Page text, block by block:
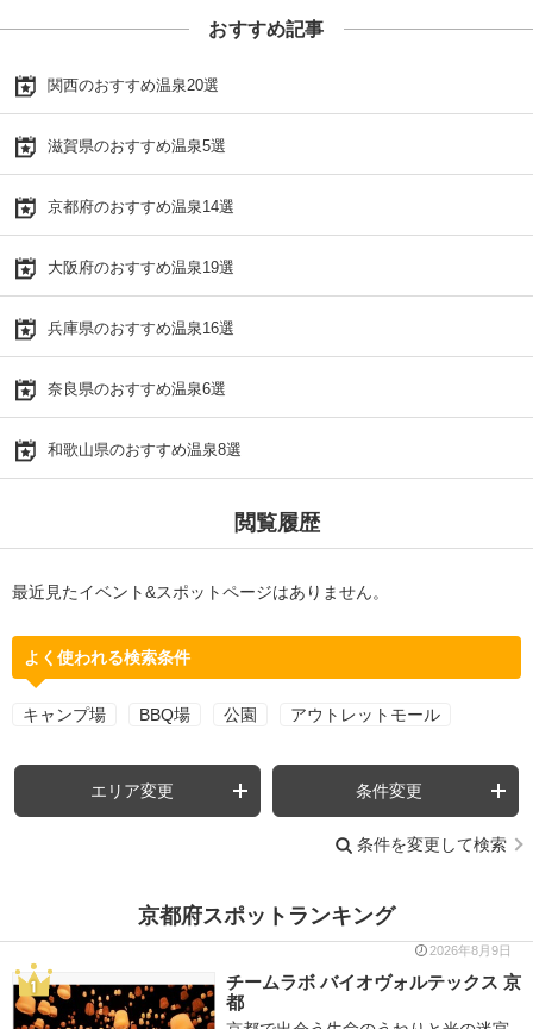
おすすめ記事
関西のおすすめ温泉20選
滋賀県のおすすめ温泉5選
京都府のおすすめ温泉14選
大阪府のおすすめ温泉19選
兵庫県のおすすめ温泉16選
奈良県のおすすめ温泉6選
和歌山県のおすすめ温泉8選
閲覧履歴
最近見たイベント&スポットページはありません。
よく使われる検索条件
キャンプ場 BBQ場 公園 アウトレットモール
エリア変更 条件変更
条件を変更して検索
京都府スポットランキング
2026年8月9日
チームラボ バイオヴォルテックス 京
都